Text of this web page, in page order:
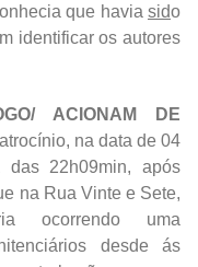
que havia sido
identificar os autores
ACIONAM DE
na data de 04
22h09min, após
na Rua Vinte e Sete,
ocorrendo uma
desde ás